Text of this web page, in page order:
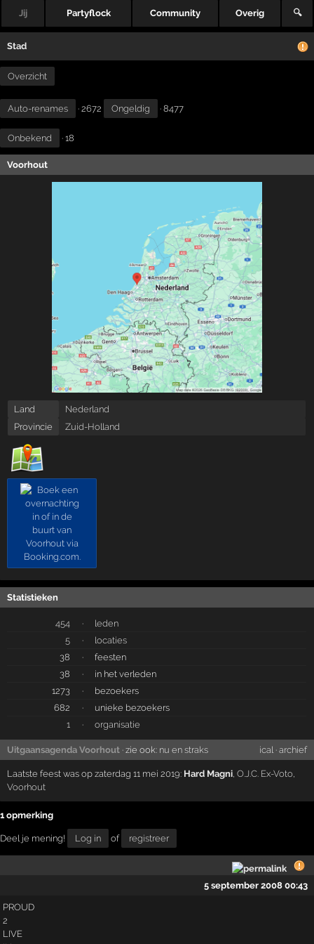
Jij Partyflock Community Overig 🔍
Stad
Overzicht
Auto-renames · 2672 Ongeldig · 8477
Onbekend · 18
Voorhout
Land
Nederland
Provincie
Zuid-Holland
Statistieken
454 ·
leden
5
·
locaties
38
·
feesten
38
·
in het verleden
1273
·
bezoekers
682
·
unieke bezoekers
1
· organisatie
Uitgaansagenda Voorhout · zie ook: nu en straks ical· archief
Laatste feest was op zaterdag 11 mei 2019: Hard Magni,O.J.C. Ex-Voto,
Voorhout
1 opmerking
Deel je mening! Log in of registreer
5 september 2008 00:43
PROUD
2
LIVE